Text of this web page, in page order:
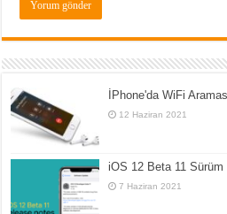
İPhone'da WiFi
12 Haziran 2021
iOS 12 Beta 11 Sürüm
7 Haziran 2021